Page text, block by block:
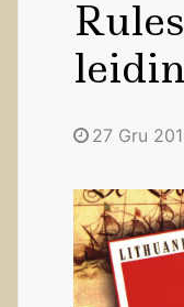
27 Gru